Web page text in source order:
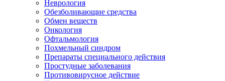
Неврология
Обезболивающие средства
Обмен веществ
Онкология
Офтальмология
Похмельный синдром
Препараты специального действия
Простудные заболевания
Противовирусное действие